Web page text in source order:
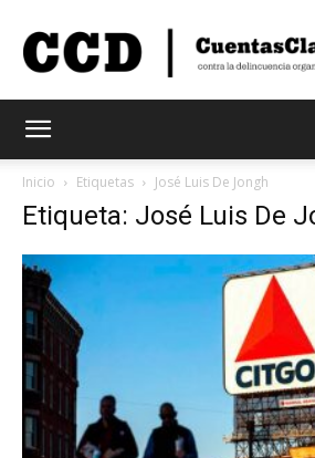
Digital
Inicio Etiquetas José Luis De Jongh
Etiqueta: José Luis De